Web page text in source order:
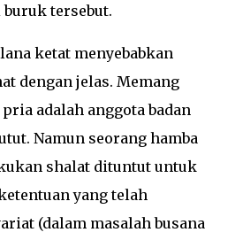
tersebut.
ketat menyebabkan
dengan jelas. Memang
adalah anggota badan
Namun seorang hamba
shalat dituntut untuk
yang telah
(dalam masalah busana